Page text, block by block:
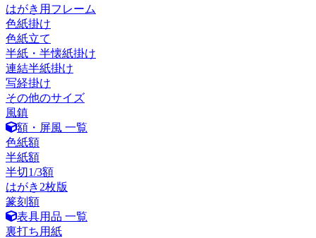
はがき用フレーム
色紙掛け
色紙立て
半紙・半懐紙掛け
連結半紙掛け
写経掛け
その他のサイズ
風鎮
額・屏風 一覧
色紙額
半紙額
半切1/3額
はがき2枚版
篆刻額
表具用品 一覧
裏打ち用紙